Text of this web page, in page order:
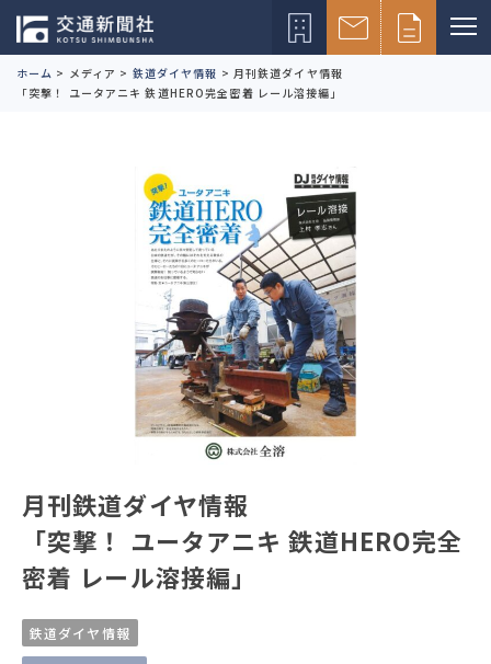
ホーム > メディア > 鉄道ダイヤ情報 > 月刊鉄道ダイヤ情報
「突撃！ ユータアニキ 鉄道HERO完全密着 レール溶接編」
月刊鉄道ダイヤ情報
「突撃！ ユータアニキ 鉄道HERO完全
密着 レール溶接編」
鉄道ダイヤ情報